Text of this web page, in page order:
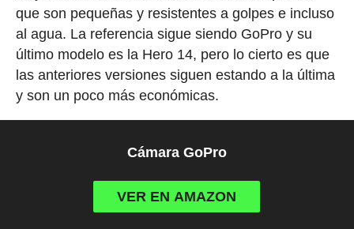
que son pequeñas y resistentes a golpes e incluso
al agua. La referencia sigue siendo GoPro y su
último modelo es la Hero 14, pero lo cierto es que
las anteriores versiones siguen estando a la última
y son un poco más económicas.
Cámara GoPro
VER EN AMAZON